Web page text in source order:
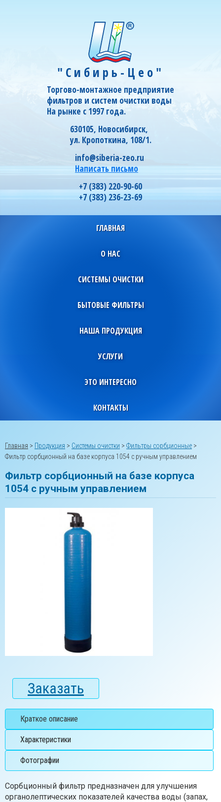
"Сибирь-Цео"
Торгово-монтажное предприятие
фильтров и систем очистки воды
На рынке с 1997 года.
630105, Новосибирск,
ул. Кропоткина, 108/1.
info@siberia-zeo.ru
Написать письмо
+7 (383) 220-90-60
+7 (383) 236-23-69
ГЛАВНАЯ
О НАС
СИСТЕМЫ ОЧИСТКИ
БЫТОВЫЕ ФИЛЬТРЫ
НАША ПРОДУКЦИЯ
УСЛУГИ
ЭТО ИНТЕРЕСНО
КОНТАКТЫ
Главная > Продукция > Системы очистки > Фильтры сорбционные >
Фильтр сорбционный на базе корпуса 1054 с ручным управлением
Фильтр сорбционный на базе корпуса
1054 с ручным управлением
Заказать
Краткое описание
Характеристики
Фотографии
Cорбционный фильтр предназначен для улучшения
органолептических показателей качества воды (запах,